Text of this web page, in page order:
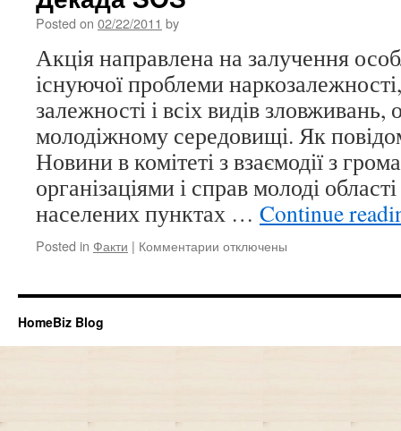
виборах
грудня
Posted on 02/22/2011 by
Акція направлена на залучення
існуючої проблеми
залежності і всіх видів зловживань,
молодіжному середовищі. Як
Новини в комітеті з взаємодії з
організаціями і справ молоді
населених пунктах … Continue
Posted in Факти | Комментарии к
області
отключены
HomeBiz Blog